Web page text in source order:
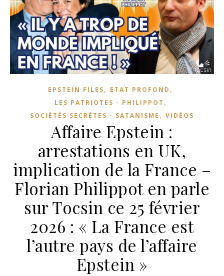
EPSTEIN FILES, ETAT PROFOND ,
LES PATRIOTES - PHILIPPOT ,
SOCIÉTÉS SECRÈTES - SATANISME , VIDÉOS
Affaire Epstein :
arrestations en UK,
implication de la France –
Florian Philippot en parle
sur Tocsin ce 25 février
2026 : « La France est
l’autre pays de l’affaire
Epstein »